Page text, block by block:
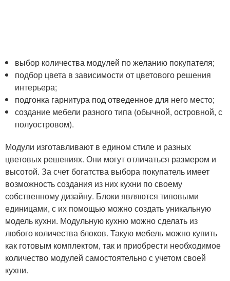
выбор количества модулей по желанию покупателя;
подбор цвета в зависимости от цветового решения
интерьера;
подгонка гарнитура под отведенное для него место;
создание мебели разного типа (обычной, островной, с
полуостровом).
Модули изготавливают в едином стиле и разных
цветовых решениях. Они могут отличаться размером и
высотой. За счет богатства выбора покупатель имеет
возможность создания из них кухни по своему
собственному дизайну. Блоки являются типовыми
единицами, с их помощью можно создать уникальную
модель кухни. Модульную кухню можно сделать из
любого количества блоков. Такую мебель можно купить
как готовым комплектом, так и приобрести необходимое
количество модулей самостоятельно с учетом своей
кухни.